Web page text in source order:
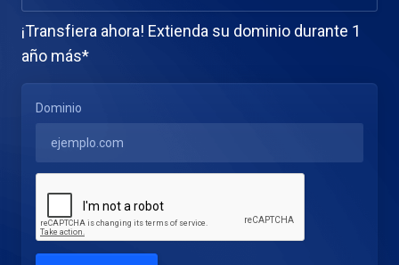
¡Transfiera ahora! Extienda su dominio durante 1
año más*
Dominio